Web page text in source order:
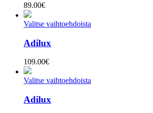
89.00€
Valitse vaihtoehdoista
Adilux
109.00€
Valitse vaihtoehdoista
Adilux